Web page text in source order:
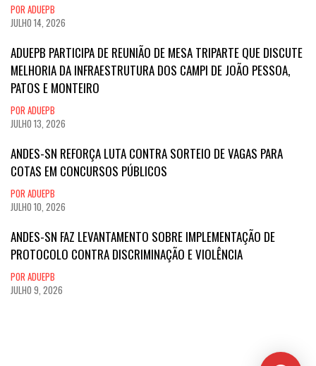
POR ADUEPB
JULHO 14, 2026
ADUEPB PARTICIPA DE REUNIÃO DE MESA TRIPARTE QUE DISCUTE
MELHORIA DA INFRAESTRUTURA DOS CAMPI DE JOÃO PESSOA,
PATOS E MONTEIRO
POR ADUEPB
JULHO 13, 2026
ANDES-SN REFORÇA LUTA CONTRA SORTEIO DE VAGAS PARA
COTAS EM CONCURSOS PÚBLICOS
POR ADUEPB
JULHO 10, 2026
ANDES-SN FAZ LEVANTAMENTO SOBRE IMPLEMENTAÇÃO DE
PROTOCOLO CONTRA DISCRIMINAÇÃO E VIOLÊNCIA
POR ADUEPB
JULHO 9, 2026